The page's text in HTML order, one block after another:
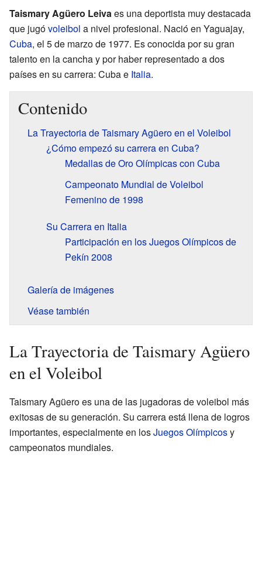
Taismary Agüero Leivaes una deportista muy destacada
que jugóvoleibol a nivel profesional. Nació en Yaguajay,
Cuba, el 5 de marzo de 1977. Es conocida por su gran
talento en la cancha y por haber representado a dos
países en su carrera: Cuba e Italia.
Contenido
La Trayectoria de Taismary Agüero en el Voleibol
¿Cómo empezó su carrera en Cuba?
Medallas de Oro Olímpicas con Cuba
Campeonato Mundial de Voleibol
Femenino de 1998
Su Carrera en Italia
Participación en los Juegos Olímpicos de
Pekín 2008
Galería de imágenes
Véase también
La Trayectoria de Taismary Agüero
en el Voleibol
Taismary Agüero es una de las jugadoras de voleibol más
exitosas de su generación. Su carrera está llena de logros
importantes, especialmente en losJuegos Olímpicosy
campeonatos mundiales.